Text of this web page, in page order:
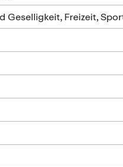
Geselligkeit, Freizeit,